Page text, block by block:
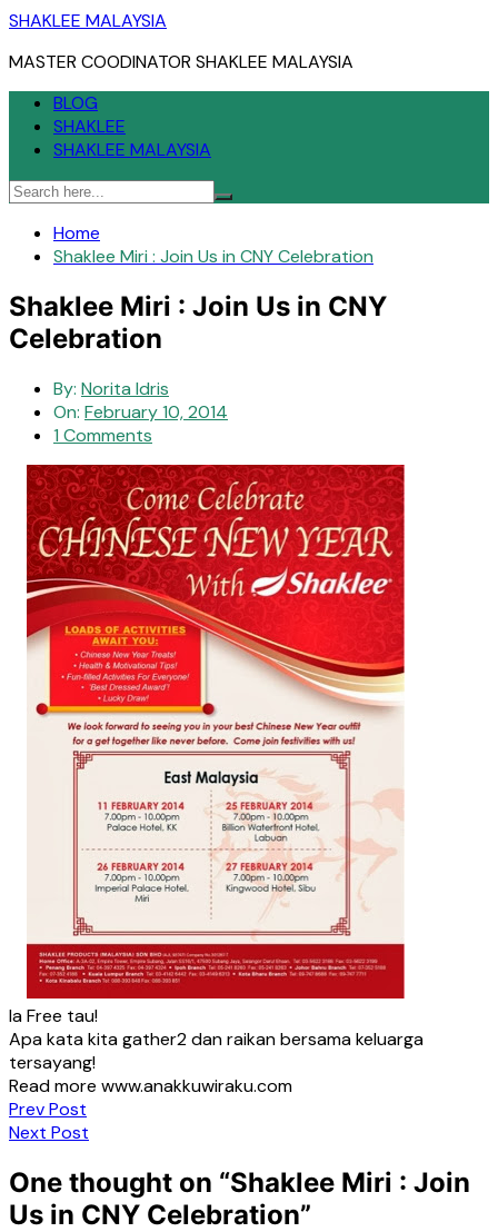
Skip
content
SHAKLEE MALAYSIA
MASTER COODINATOR SHAKLEE MALAYSIA
BLOG
SHAKLEE
SHAKLEE MALAYSIA
Home
Shaklee Miri : Join Us in CNY Celebration
Shaklee Miri : Join Us in CNY
Celebration
By: Norita Idris
On: February 10, 2014
1 Comments
Ia Free tau!
Apa kata kita gather2 dan raikan bersama keluarga
tersayang!
Read more www.anakkuwiraku.com
Post
navigation
Prev Post
Next Post
One thought on “Shaklee Miri : Join
Us in CNY Celebration”